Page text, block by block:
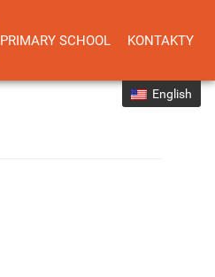
PRIMARY SCHOOL KONTAKTY
English